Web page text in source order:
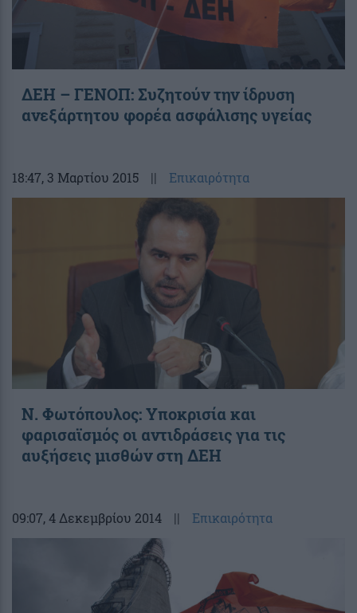
ΔΕΗ – ΓΕΝΟΠ: Συζητούν την ίδρυση
ανεξάρτητου φορέα ασφάλισης υγείας
18:47, 3 Μαρτίου 2015 || Επικαιρότητα
Ν. Φωτόπουλος: Υποκρισία και
φαρισαϊσμός οι αντιδράσεις για τις
αυξήσεις μισθών στη ΔΕΗ
09:07, 4 Δεκεμβρίου 2014 || Επικαιρότητα